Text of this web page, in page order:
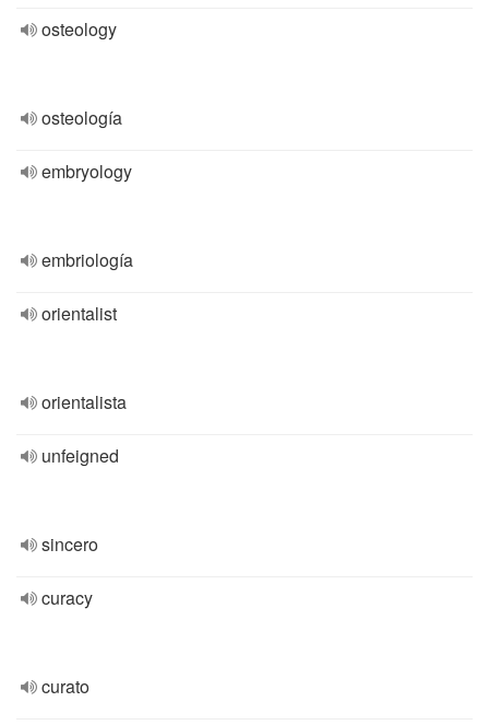
osteology
osteología
embryology
embriología
orientalist
orientalista
unfeigned
sincero
curacy
curato